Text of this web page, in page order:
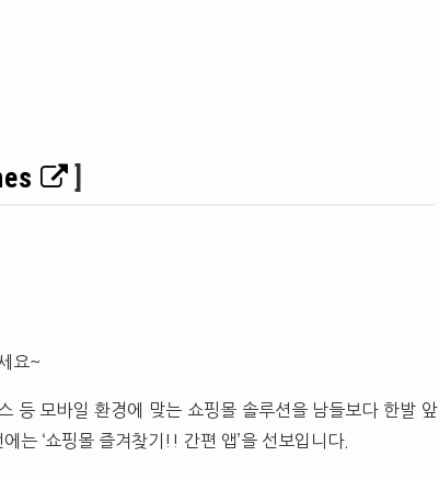
요~
등 모바일 환경에 맞는 쇼핑몰 솔루션을 남들보다 한발 앞
는 ‘쇼핑몰 즐겨찾기!! 간편 앱’을 선보입니다.